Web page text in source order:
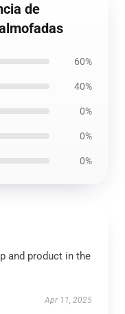
de
60%
40%
0%
0%
0%
and product in the
Apr 11, 2025